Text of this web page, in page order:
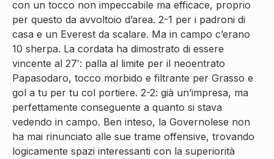
con un tocco non impeccabile ma efficace, proprio
per questo da avvoltoio d’area. 2-1 per i padroni di
casa e un Everest da scalare. Ma in campo c’erano
10 sherpa. La cordata ha dimostrato di essere
vincente al 27′: palla al limite per il neoentrato
Papasodaro, tocco morbido e filtrante per Grasso e
gol a tu per tu col portiere. 2-2: già un’impresa, ma
perfettamente conseguente a quanto si stava
vedendo in campo. Ben inteso, la Governolese non
ha mai rinunciato alle sue trame offensive, trovando
logicamente spazi interessanti con la superiorità